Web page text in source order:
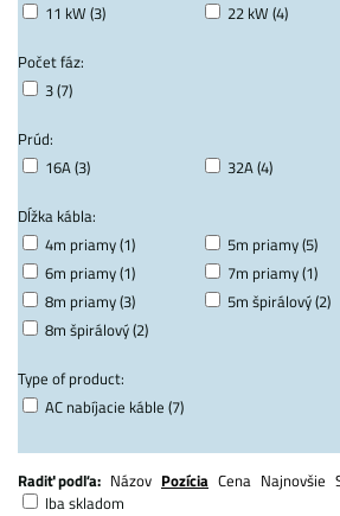
11 kW (3)
22 kW (4)
Počet fáz:
3 (7)
Prúd:
16A (3)
32A (4)
Dĺžka kábla:
4m priamy (1)
5m priamy (5)
6m priamy (1)
7m priamy (1)
8m priamy (3)
5m špirálový (2)
8m špirálový (2)
Type of product:
AC nabíjacie káble (7)
Radiť podľa: Názov Pozícia Cena Najnovšie
Iba skladom